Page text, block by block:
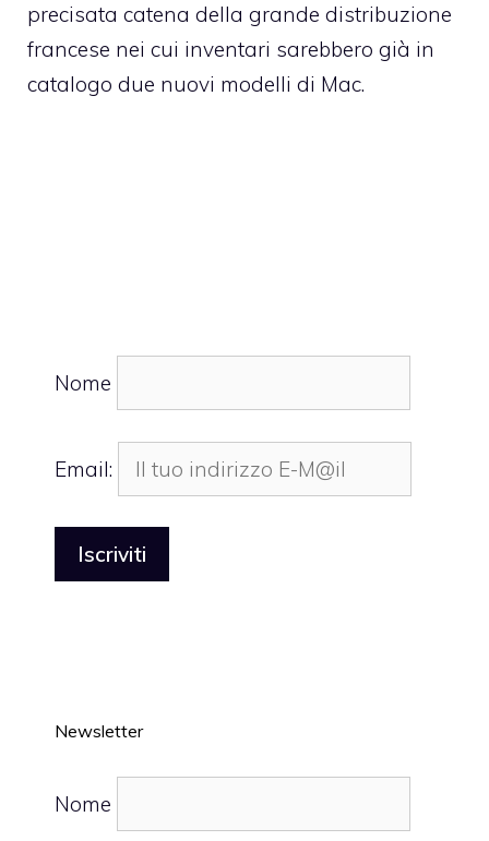
precisata catena della grande distribuzione
francese nei cui inventari sarebbero già in
catalogo due nuovi modelli di Mac.
Nome
Email:
Newsletter
Nome